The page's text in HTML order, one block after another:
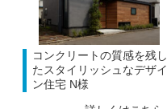
コンクリートの質感を残し
たスタイリッシュなデザイ
ン住宅 N様